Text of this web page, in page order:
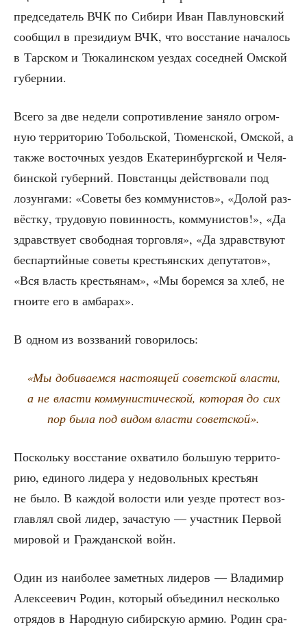
пред­се­да­тель ВЧК по Сиби­ри Иван Пав­лу­нов­ский
сооб­щил в пре­зи­ди­ум ВЧК, что вос­ста­ние нача­лось
в Тар­ском и Тюка­лин­ском уез­дах сосед­ней Омской
губернии.
Все­го за две неде­ли сопро­тив­ле­ние заня­ло огром­
ную тер­ри­то­рию Тоболь­ской, Тюмен­ской, Омской, а
так­же восточ­ных уез­дов Ека­те­рин­бург­ской и Челя­
бин­ской губер­ний. Повстан­цы дей­ство­ва­ли под
лозун­га­ми: «Сове­ты без ком­му­ни­стов», «Долой раз­
вёст­ку, тру­до­вую повин­ность, ком­му­ни­стов!», «Да
здрав­ству­ет сво­бод­ная тор­гов­ля», «Да здрав­ству­ют
бес­пар­тий­ные сове­ты кре­стьян­ских депу­та­тов»,
«Вся власть кре­стья­нам», «Мы борем­ся за хлеб, не
гно­и­те его в амбарах».
В одном из воз­зва­ний говорилось:
«Мы доби­ва­ем­ся насто­я­щей совет­ской вла­сти,
а не вла­сти ком­му­ни­сти­че­ской, кото­рая до сих
пор была под видом вла­сти советской».
Посколь­ку вос­ста­ние охва­ти­ло боль­шую тер­ри­то­
рию, еди­но­го лиде­ра у недо­воль­ных кре­стьян
не было. В каж­дой воло­сти или уез­де про­тест воз­
глав­лял свой лидер, зача­стую — участ­ник Пер­вой
миро­вой и Граж­дан­ской войн.
Один из наи­бо­лее замет­ных лиде­ров — Вла­ди­мир
Алек­се­е­вич Родин, кото­рый объ­еди­нил несколь­ко
отря­дов в Народ­ную сибир­скую армию. Родин сра­